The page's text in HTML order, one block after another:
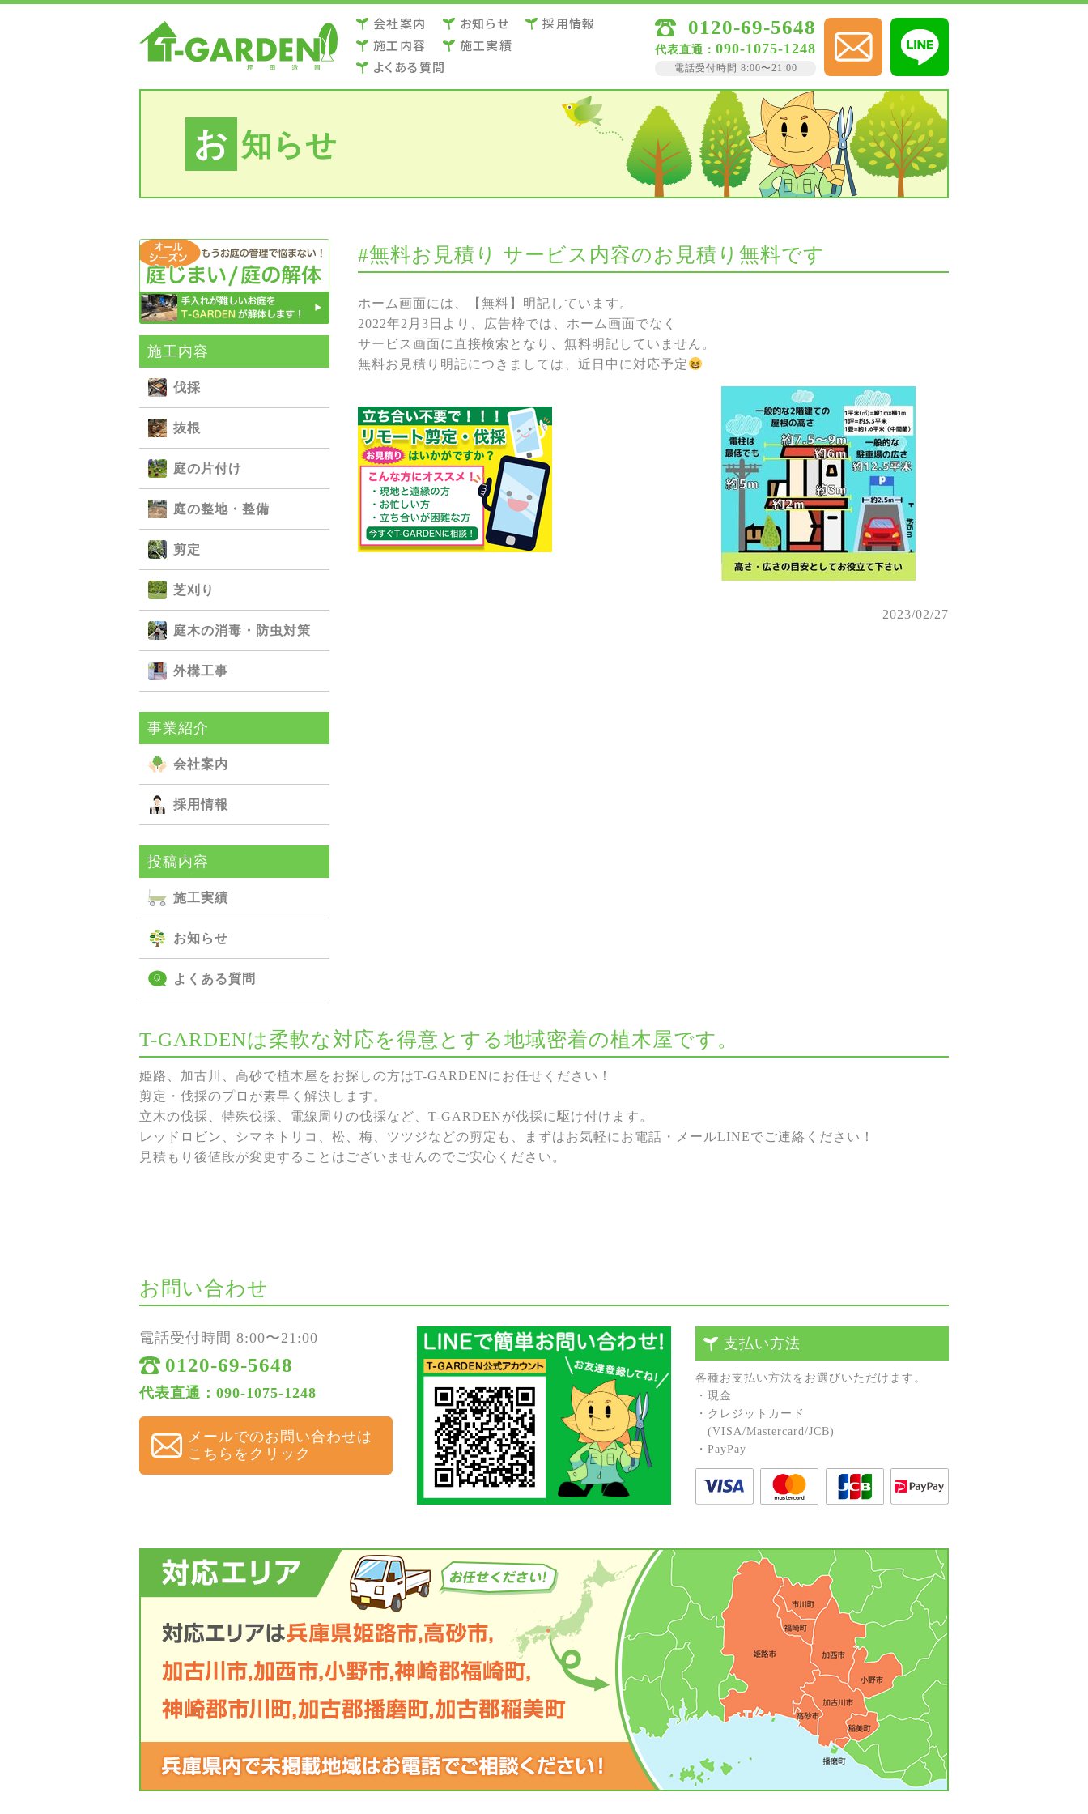
会社案内 お知らせ
採用情報
施⼯内容
施⼯実績
よくある質問
0120-69-5648
代表直通： 090-1075-1248
電話受付時間 8:00〜21:00
お 知らせ
施⼯内容
伐採
抜根
庭の⽚付け
庭の整地・整備
剪定
芝刈り
庭⽊の消毒・防⾍対策
外構⼯事
事業紹介
会社案内
採用情報
投稿内容
施⼯実績
お知らせ
よくある質問
#無料お見積り サービス内容のお見積り無料です
ホーム画面には、【無料】明記しています。
2022年2月3日より、広告枠では、ホーム画面でなく
サービス画面に直接検索となり、無料明記していません。
無料お見積り明記につきましては、近日中に対応予定
2023/02/27
T-GARDENは柔軟な対応を得意とする地域密着の植木屋です。
姫路、加古川、高砂で植木屋をお探しの方はT-GARDENにお任せください！
剪定・伐採のプロが素早く解決します。
立木の伐採、特殊伐採、電線周りの伐採など、T-GARDENが伐採に駆け付けます。
レッドロビン、シマネトリコ、松、梅、ツツジなどの剪定も、まずはお気軽にお電話・メールLINEでご連絡ください！
見積もり後値段が変更することはございませんのでご安心ください。
お問い合わせ
電話受付時間 8:00〜21:00
0120-69-5648
代表直通：090-1075-1248
メールでのお問い合わせは
こちらをクリック
支払い方法
各種お⽀払い⽅法をお選びいただけます。
・現⾦
・クレジットカード
(VISA/Mastercard/JCB)
・PayPay